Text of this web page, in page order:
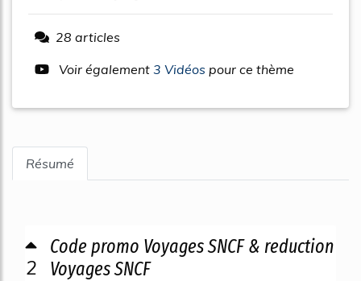
28 articles
Voir également 3 Vidéos pour ce thème
Résumé
2
Code promo Voyages SNCF & reduction
Voyages SNCF